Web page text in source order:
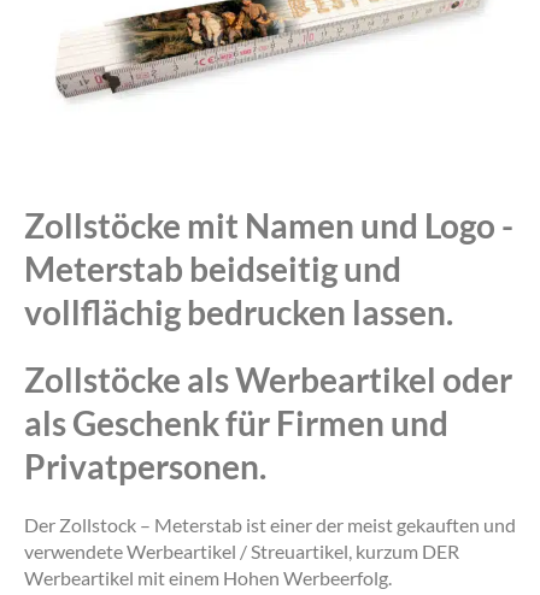
Zollstöcke mit Namen und Logo -
Meterstab beidseitig und
vollflächig bedrucken lassen.
Zollstöcke als Werbeartikel oder
als Geschenk für Firmen und
Privatpersonen.
Der Zollstock – Meterstab ist einer der meist gekauften und
verwendete Werbeartikel / Streuartikel, kurzum DER
Werbeartikel mit einem Hohen Werbeerfolg.